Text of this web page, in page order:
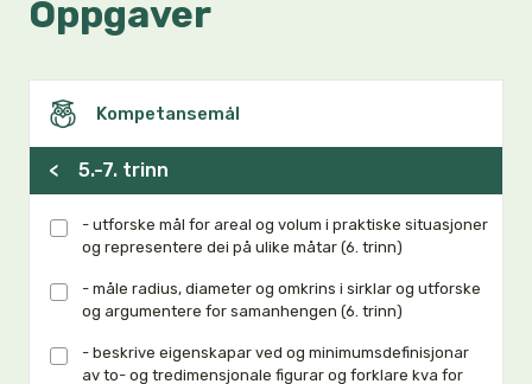
Oppgaver
Kompetansemål
< 5.-7. trinn
- utforske mål for areal og volum i praktiske situasjoner
og representere dei på ulike måtar (6. trinn)
- måle radius, diameter og omkrins i sirklar og utforske
og argumentere for samanhengen (6. trinn)
- beskrive eigenskapar ved og minimumsdefinisjonar
av to- og tredimensjonale figurar og forklare kva for